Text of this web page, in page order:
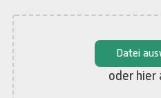
Datei
oder hier